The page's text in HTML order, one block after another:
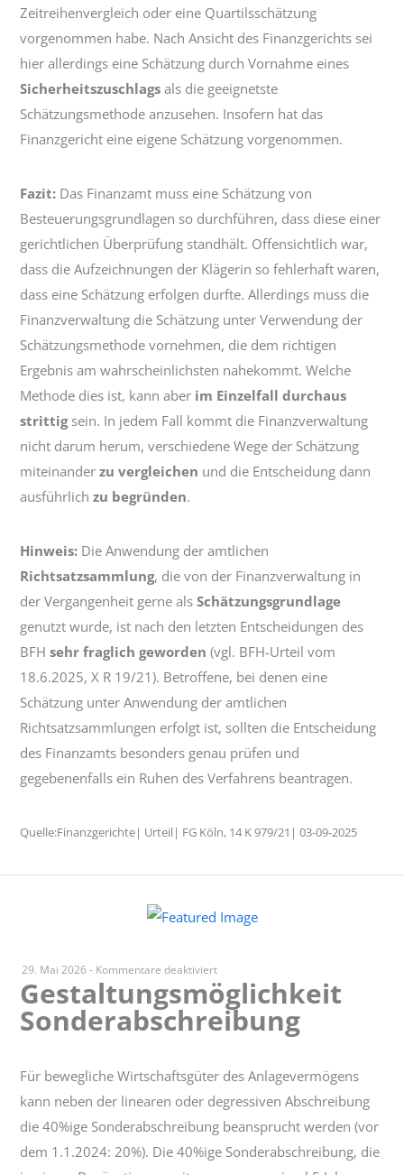
Zeitreihenvergleich oder eine Quartilsschätzung
vorgenommen habe. Nach Ansicht des Finanzgerichts sei
hier allerdings eine Schätzung durch Vornahme eines
Sicherheitszuschlags als die geeignetste
Schätzungsmethode anzusehen. Insofern hat das
Finanzgericht eine eigene Schätzung vorgenommen.
Fazit: Das Finanzamt muss eine Schätzung von
Besteuerungsgrundlagen so durchführen, dass diese einer
gerichtlichen Überprüfung standhält. Offensichtlich war,
dass die Aufzeichnungen der Klägerin so fehlerhaft waren,
dass eine Schätzung erfolgen durfte. Allerdings muss die
Finanzverwaltung die Schätzung unter Verwendung der
Schätzungsmethode vornehmen, die dem richtigen
Ergebnis am wahrscheinlichsten nahekommt. Welche
Methode dies ist, kann aber im Einzelfall durchaus
strittigsein. In jedem Fall kommt die Finanzverwaltung
nicht darum herum, verschiedene Wege der Schätzung
miteinanderzu vergleichen und die Entscheidung dann
ausführlichzu begründen.
Hinweis: Die Anwendung der amtlichen
Richtsatzsammlung, die von der Finanzverwaltung in
der Vergangenheit gerne alsSchätzungsgrundlage
genutzt wurde, ist nach den letzten Entscheidungen des
BFHsehr fraglich geworden (vgl. BFH-Urteil vom
18.6.2025, X R 19/21). Betroffene, bei denen eine
Schätzung unter Anwendung der amtlichen
Richtsatzsammlungen erfolgt ist, sollten die Entscheidung
des Finanzamts besonders genau prüfen und
gegebenenfalls ein Ruhen des Verfahrens beantragen.
Quelle:Finanzgerichte| Urteil| FG Köln, 14 K 979/21| 03-09-2025
29. Mai 2026 - Kommentare deaktiviertfür
Gestaltungsmöglichkeit
Sonderabschreibung
Gestaltungsmöglichkeit
Sonderabschreibung
Für bewegliche Wirtschaftsgüter des Anlagevermögens
kann neben der linearen oder degressiven Abschreibung
die 40%ige Sonderabschreibung beansprucht werden (vor
dem 1.1.2024: 20%). Die 40%ige Sonderabschreibung, die